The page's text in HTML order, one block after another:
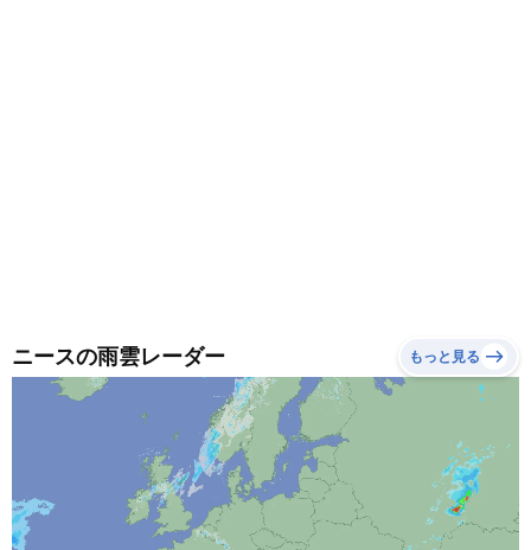
ニースの雨雲レーダー もっと見る